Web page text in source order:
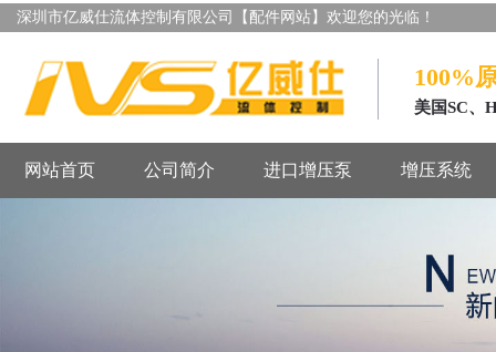
深圳市亿威仕流体控制有限公司【配件网站】欢迎您的光临！
100%
美国SC、
网站首页 公司简介 进口增压泵 增压系统